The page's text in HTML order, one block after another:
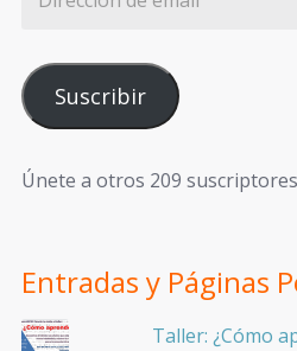
Suscribir
Únete a otros 209 suscriptores
Entradas y Páginas
Taller: ¿Cómo